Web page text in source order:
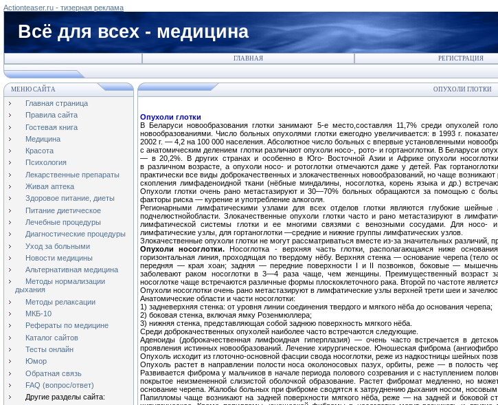
Actionteaser.ru - тизерная реклама
Всё для всех - медицина
ГЛАВНАЯ РЕГИСТРАЦИЯ
МЕНЮ САЙТА
Главная страница
Правила сайта
Гостевая книга
Медицина
Красота
Психология
Лекарственные препараты
Живая аптека
Здоровое питание, диеты
Питание диетическое
Лечебные процедуры
Диагностические процедуры
Уход за больными
Новости медицины
Альтернативная медицина
Методы нормализации
дыхания
Методы релаксации
МКБ-10
Рефераты по медицине
Каталог сайтов
Тесты онлайн
Юмор
Обратная связь
FAQ (вопрос/ответ)
Другие разделы сайта:
ОПУХОЛИ ГЛОТКИ
Опухоли глотки
В Беларуси новообразования глотки занимают 5-е место,составляя 11,7% среди опухолей
новообразованиями. Число больных опухолями глотки ежегодно увеличивается: в 1993 г.
2002 г. — 4,2 на 100 000 населения. Абсолютное число больных с впервые установленными
с анатомическим делением глотки различают опухоли носо-, рото- и гортаноглотки. В Беларуси
— в 20,2%. В других странах и особенно в Юго- Восточной Азии и Африке опухоли
в различном возрасте, а опухоли носо- и ротоглотки отмечаются даже у детей. Рак
практически все виды доброкачественных и злокачественных новообразований, но чаще
скопления лимфаденоидной ткани (нёбные миндалины, носоглотка, корень языка и др.)
Опухоли глотки очень рано метастазируют и 30—70% больных обращаются за помощью с
факторы риска — курение и употребление алкоголя.
Регионарными лимфатическими узлами для всех отделов глотки являются глубокие
подчелюстнойобласти. Злокачественные опухоли глотки часто и рано метастазируют в
лимфатической системы глотки и ее многими связями с венозными сосудами. Для носо- и
лимфатические узлы, для гортаноглотки —средние и нижние группы лимфатических узлов.
Злокачественные опухоли глотки не могут рассматриваться вместе из-за значительных
Опухоли носоглотки.Носоглотка - верхняя часть глотки, располагающаяся ниже
горизонтальная линия, проходящая по твердому нёбу. Верхняя стенка — основание черепа (тело
передняя — края хоан; задняя — передние поверхности I и II позвонков, боковые —
заболевают раком носоглотки в 3—4 раза чаще, чем женщины. Преимущественный возраст
носоглотке чаще встречаются различные формы плоскоклеточного рака. Второй по частоте
Опухоли носоглотки очень рано метастазируют в лимфатические узлы верхней трети шеи и
Анатомические области и части носоглотки:
1) задневерхняя стенка: от уровня линии соединения твердого и мягкого нёба до основания черепа;
2) боковая стенка, включая ямку Розенмюллера;
3) нижняя стенка, представляющая собой заднюю поверхность мягкого нёба.
Среди доброкачественных опухолей наиболее часто встречаются следующие.
Аденоиды (доброкачественная лимфоидная гиперплазия) — очень часто встречается в
проявления истинных новообразований. Лечение хирургическое. Юношеская фиброма
Опухоль исходит из глоточно-основной фасции свода носоглотки, реже из надкостницы шейных
Опухоль растет в направлении полости носа околоносовых пазух, орбиты, реже — в полость
Развивается фиброма у мальчиков в начале периода полового созревания и с наступлением
покрытое неизмененной слизистой оболочкой образование. Растет фибромат медленно, но
основание черепа. Жалобы больных при фиброме сводятся к затруднению дыхания носом,
Папилломы чаще возникают на задней поверхности мягкого нёба, реже — на задней и